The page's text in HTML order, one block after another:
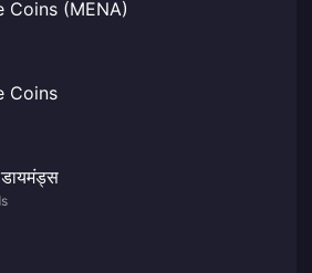
Coins (MENA)
Coins